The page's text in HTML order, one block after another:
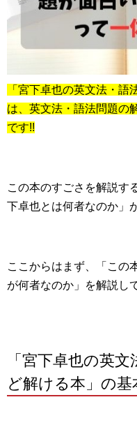
「宮下卓也の英文法・語
は、英文法・語法問題の
です!!
この本のすごさを解説す
下卓也とは何者なのか」
ここからはまず、「この
が何者なのか」を解説し
「宮下卓也の英
ど解ける本」の基